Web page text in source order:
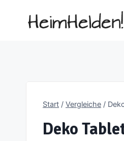
Start / Vergleiche /
Deko